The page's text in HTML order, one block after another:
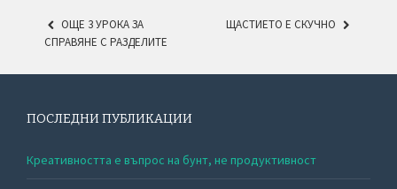
POST NAVIGATION
ОЩЕ 3 УРОКА ЗА
СПРАВЯНЕ С РАЗДЕЛИТЕ
ЩАСТИЕТО Е СКУЧНО
ПОСЛЕДНИ ПУБЛИКАЦИИ
Креативността е въпрос на бунт, не продуктивност